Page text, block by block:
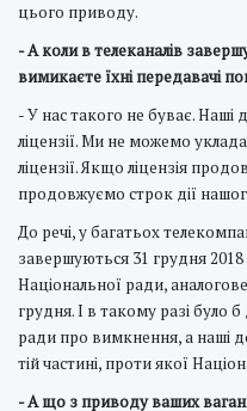
цього приводу.
- А коли в телеканалів
вимикаєте їхні передавачі
- У нас такого не буває. Наші
ліцензії. Ми не можемо
ліцензії. Якщо ліцензія
продовжуємо строк дії
До речі, у багатьох
завершуються 31 грудня
Національної ради,
грудня. І в такому разі було
ради про вимкнення, а наші
тій частині, проти якої
- А що з приводу ваших